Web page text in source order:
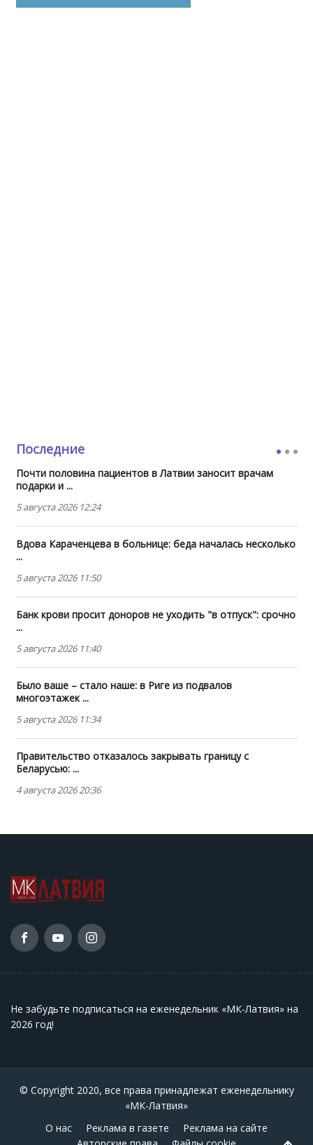
Последние
Почти половина пациентов в Латвии заносит врачам
подарки и ...
5 августа 2026 12:24
Вдова Караченцева в больнице: беда началась несколько
...
5 августа 2026 11:50
Банк крови просит доноров не уходить "в отпуск": срочно
...
5 августа 2026 11:40
Было ваше – стало наше: в Риге из подвалов
многоэтажек ...
5 августа 2026 11:34
Правительство отказалось закрывать границу с
Беларусью: ...
4 августа 2026 20:36
Не забудьте подписаться на еженедельник «МК-Латвия» на
2026 год!
© Copyright 2020, все права принадлежат еженедельнику
«МК-Латвия»
О нас
Реклама в газете
Реклама на сайте